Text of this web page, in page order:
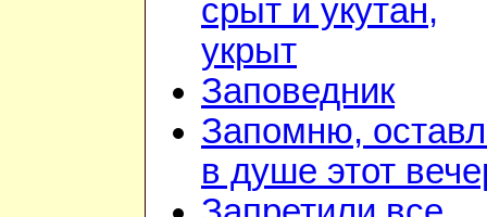
срыт и укутан,
укрыт
Заповедник
Запомню,
в душе этот